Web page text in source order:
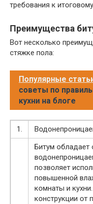
требования к
Преимущества
Вот несколько
стяжке пола:
Популярные
советы по
кухни на блоге
1.
Битум обладает
позволяет
повышенной
комнаты и
конструкции от